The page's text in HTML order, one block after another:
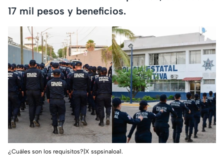
17 mil pesos y beneficios.
¿Cuáles son los requisitos?|X sspsinaloa1.